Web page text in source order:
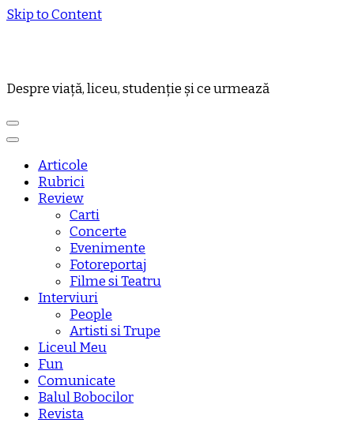
Skip to Content
Despre viață, liceu, studenție și ce urmează
Articole
Rubrici
Review
Carti
Concerte
Evenimente
Fotoreportaj
Filme si Teatru
Interviuri
People
Artisti si Trupe
Liceul Meu
Fun
Comunicate
Balul Bobocilor
Revista